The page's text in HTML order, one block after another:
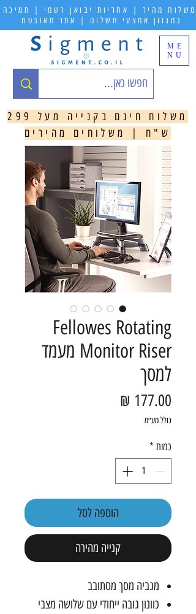
ME
NU
משלוח מהיר | אחריות יבואן רשמי | תמיכה
במגוון אמצעי תשלום | אתר מאובטח
משלוח חינם בקנייה מעל 299
ש"ח | משלוחים מהירים
Fellowes Rotating
Monitor Riser מעמד
למסך
כולל מע״מ
כמות *
הוספה לסל
קנייה מהירה
מגביה מסך מסתובב
כוונון גובה ייחודי עם שלושה מצבי